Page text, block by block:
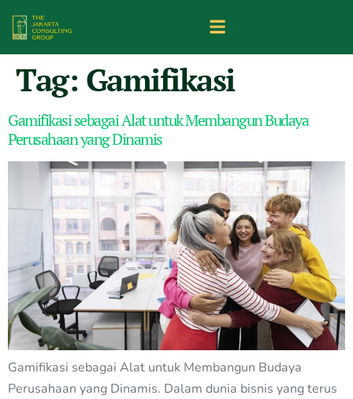
Tag: Gamifikasi
Gamifikasi sebagai Alat untuk Membangun Budaya
Perusahaan yang Dinamis
Gamifikasi sebagai Alat untuk Membangun Budaya
Perusahaan yang Dinamis. Dalam dunia bisnis yang terus